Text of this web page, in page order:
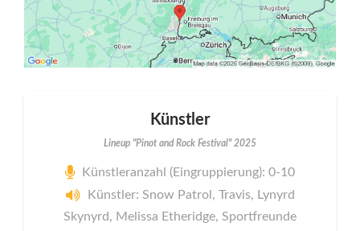
Künstler
Lineup "Pinot and Rock Festival" 2025
Künstleranzahl (Eingruppierung): 0-10
Künstler: Snow Patrol, Travis, Lynyrd
Skynyrd, Melissa Etheridge, Sportfreunde